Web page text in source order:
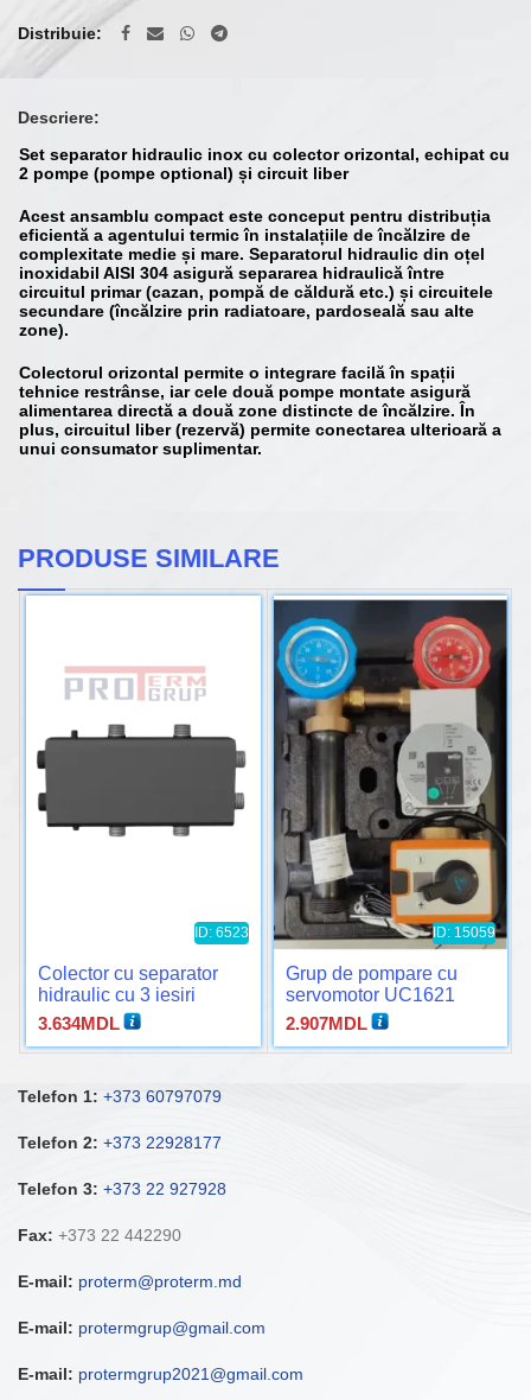
Distribuie
Descriere:
Set separator hidraulic inox cu colector orizontal, echipat cu
2 pompe (pompe optional) și circuit liber
Acest ansamblu compact este conceput pentru distribuția
eficientă a agentului termic în instalațiile de încălzire de
complexitate medie și mare. Separatorul hidraulic din oțel
inoxidabil AISI 304 asigură separarea hidraulică între
circuitul primar (cazan, pompă de căldură etc.) și circuitele
secundare (încălzire prin radiatoare, pardoseală sau alte
zone).
Colectorul orizontal permite o integrare facilă în spații
tehnice restrânse, iar cele două pompe montate asigură
alimentarea directă a două zone distincte de încălzire. În
plus, circuitul liber (rezervă) permite conectarea ulterioară a
unui consumator suplimentar.
PRODUSE SIMILARE
ID: 6523
Colector cu separator
hidraulic cu 3 iesiri
3.634MDL
ID: 15059
Grup de pompare cu
servomotor UC1621
2.907MDL
Telefon 1: +373 60797079
Telefon 2: +373 22928177
Telefon 3: +373 22 927928
Fax: +373 22 442290
E-mail: proterm@proterm.md
E-mail: protermgrup@gmail.com
E-mail: protermgrup2021@gmail.com